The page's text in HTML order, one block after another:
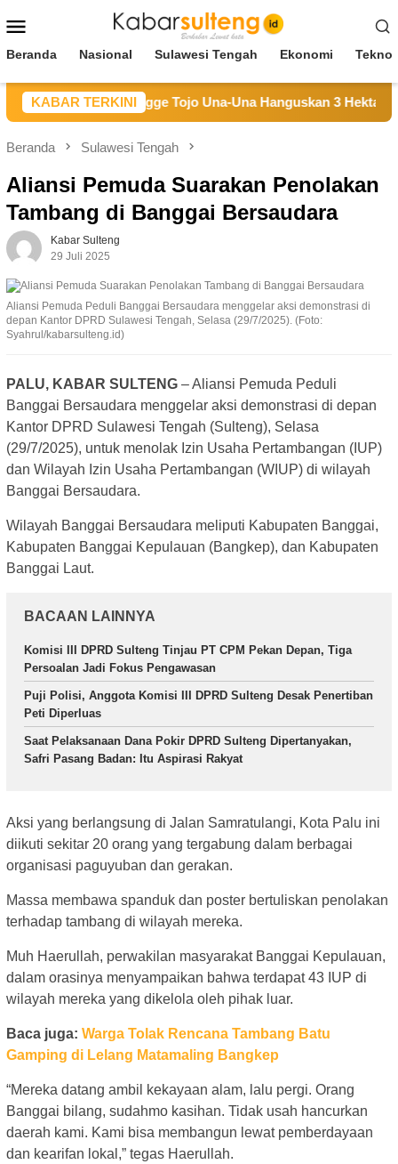
ke
Mobile
Beranda Nasional Sulawesi Tengah Ekonomi
KABAR TERKINI
Hutan di Longge Tojo Una-Una Hanguskan 3 Hektare
Beranda Sulawesi Tengah
Aliansi Pemuda Suarakan Penolakan
Tambang di Banggai Bersaudara
Kabar Sulteng
29 Juli 2025
Aliansi Pemuda Peduli Banggai Bersaudara menggelar aksi demonstrasi di
depan Kantor DPRD Sulawesi Tengah, Selasa (29/7/2025). (Foto:
Syahrul/kabarsulteng.id)
PALU, KABAR SULTENG – Aliansi Pemuda Peduli
Banggai Bersaudara menggelar aksi demonstrasi di depan
Kantor DPRD Sulawesi Tengah (Sulteng), Selasa
(29/7/2025), untuk menolak Izin Usaha Pertambangan (IUP)
dan Wilayah Izin Usaha Pertambangan (WIUP) di wilayah
Banggai Bersaudara.
Wilayah Banggai Bersaudara meliputi Kabupaten Banggai,
Kabupaten Banggai Kepulauan (Bangkep), dan Kabupaten
Banggai Laut.
BACAAN LAINNYA
Komisi III DPRD Sulteng Tinjau PT CPM Pekan Depan, Tiga
Persoalan Jadi Fokus Pengawasan
Puji Polisi, Anggota Komisi III DPRD Sulteng Desak Penertiban
Peti Diperluas
Saat Pelaksanaan Dana Pokir DPRD Sulteng Dipertanyakan,
Safri Pasang Badan: Itu Aspirasi Rakyat
Aksi yang berlangsung di Jalan Samratulangi, Kota Palu ini
diikuti sekitar 20 orang yang tergabung dalam berbagai
organisasi paguyuban dan gerakan.
Massa membawa spanduk dan poster bertuliskan penolakan
terhadap tambang di wilayah mereka.
Muh Haerullah, perwakilan masyarakat Banggai Kepulauan,
dalam orasinya menyampaikan bahwa terdapat 43 IUP di
wilayah mereka yang dikelola oleh pihak luar.
Baca juga: Warga Tolak Rencana Tambang Batu
Gamping di Lelang Matamaling Bangkep
“Mereka datang ambil kekayaan alam, lalu pergi. Orang
Banggai bilang, sudahmo kasihan. Tidak usah hancurkan
daerah kami. Kami bisa membangun lewat pemberdayaan
dan kearifan lokal,” tegas Haerullah.